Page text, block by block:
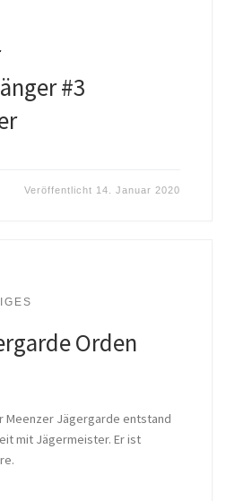
#3
Veröffentlicht 14. Januar 2020
Orden
Meenzer Jägergarde entstand
mit Jägermeister. Er ist